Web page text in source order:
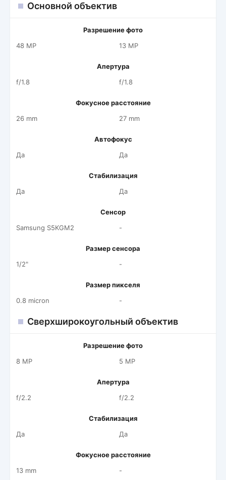
Основной объектив
Разрешение фото
48 MP
13 MP
Апертура
f/1.8
f/1.8
Фокусное расстояние
26 mm
27 mm
Автофокус
Да
Да
Стабилизация
Да
Да
Сенсор
Samsung S5KGM2
-
Размер сенсора
1/2"
-
Размер пикселя
0.8 micron
-
Сверхширокоугольный объектив
Разрешение фото
8 MP
5 MP
Апертура
f/2.2
f/2.2
Стабилизация
Да
Да
Фокусное расстояние
13 mm
-